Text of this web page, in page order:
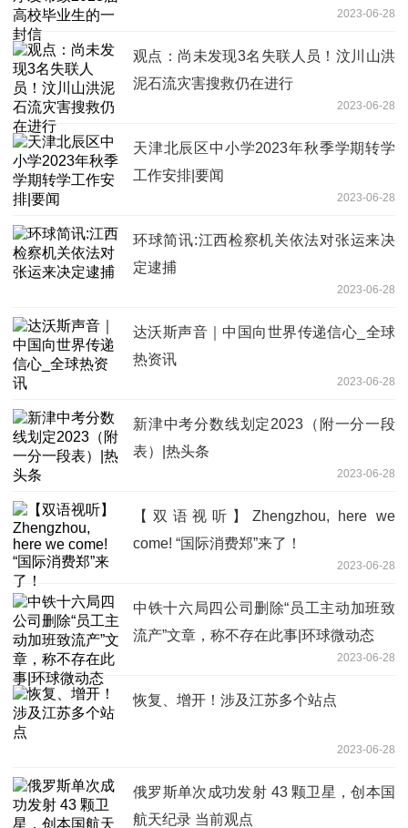
2023-06-28
观点：尚未发现3名失联人员！汶川山洪
泥石流灾害搜救仍在进行
2023-06-28
天津北辰区中小学2023年秋季学期转学
工作安排|要闻
2023-06-28
环球简讯:江西检察机关依法对张运来决
定逮捕
2023-06-28
达沃斯声音｜中国向世界传递信心_全球
热资讯
2023-06-28
新津中考分数线划定2023（附一分一段
表）|热头条
2023-06-28
【双语视听】Zhengzhou, here we
come! “国际消费郑”来了！
2023-06-28
中铁十六局四公司删除“员工主动加班致
流产”文章，称不存在此事|环球微动态
2023-06-28
恢复、增开！涉及江苏多个站点
2023-06-28
俄罗斯单次成功发射 43 颗卫星，创本国
航天纪录 当前观点